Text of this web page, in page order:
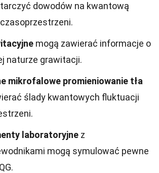
dowodów na kwantową
mogą zawierać informacje o
naturze grawitacji.
mikrofalowe promieniowanie tła
ślady kwantowych fluktuacji
laboratoryjne z
mogą symulować pewne